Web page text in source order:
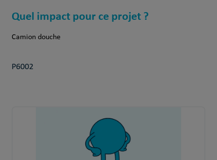
Quel impact pour ce projet ?
Camion douche
P6002